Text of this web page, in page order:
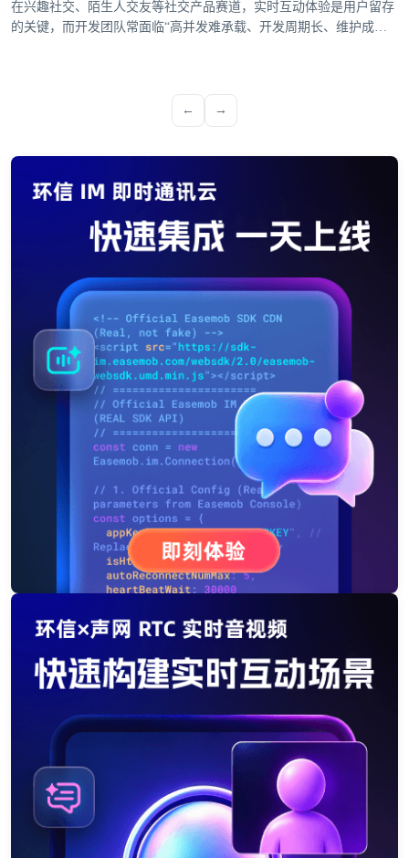
在兴趣社交、陌生人交友等社交产品赛道，实时互动体验是用户留存
的关键，而开发团队常面临“高并发难承载、开发周期长、维护成本
←
→